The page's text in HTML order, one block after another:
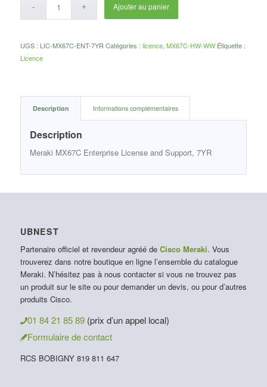
Ajouter au panier
UGS : LIC-MX67C-ENT-7YR Catégories : licence, MX67C-HW-WW Étiquette :
Licence
Description Informations complémentaires
Description
Meraki MX67C Enterprise License and Support, 7YR
UBNEST
Partenaire officiel et revendeur agréé de Cisco Meraki. Vous
trouverez dans notre boutique en ligne l’ensemble du catalogue
Meraki. N’hésitez pas à nous contacter si vous ne trouvez pas
un produit sur le site ou pour demander un devis, ou pour d’autres
produits Cisco.
01 84 21 85 89 (prix d’un appel local)
Formulaire de contact
RCS BOBIGNY 819 811 647